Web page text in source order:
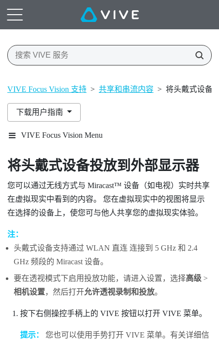
VIVE Focus Vision 支持 > 共享和串流内容 > 将头戴式设备
下载用户指南
VIVE Focus Vision Menu
将头戴式设备投放到外部显示器
您可以通过无线方式与 Miracast™ 设备（如电视）实时共享
在虚拟现实中看到的内容。 您在虚拟现实中的视图将显示
在选择的设备上，使您可与他人共享您的虚拟现实体验。
注：
头戴式设备支持通过 WLAN 直连 连接到 5 GHz 和 2.4
GHz 频段的 Miracast设备。
要在透视模式下启用投放功能，请进入设置，选择高级>
相机设置，然后打开允许透视录制和投放。
按下右侧操控手柄上的 VIVE 按钮以打开 VIVE 菜单。
提示： 您也可以使用手势打开 VIVE 菜单。有关详细信